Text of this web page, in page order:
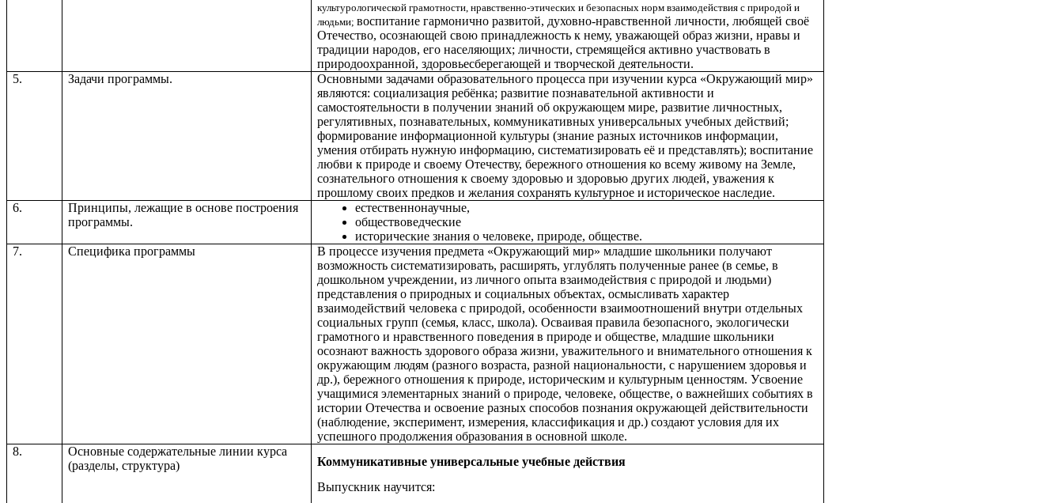
культурологической грамотности, нравственно-этических и безопасных норм взаимодействия с природой и
людьми; воспитание гармонично развитой, духовно-нравственной личности, любящей своё
Отечество, осознающей свою принадлежность к нему, уважающей образ жизни, нравы и
традиции народов, его населяющих; личности, стремящейся активно участвовать в
природоохранной, здоровьесберегающей и творческой деятельности.
5.
Задачи программы.
Основными задачами образовательного процесса при изучении курса «Окружающий мир»
являются: социализация ребёнка; развитие познавательной активности и
самостоятельности в получении знаний об окружающем мире, развитие личностных,
регулятивных, познавательных, коммуникативных универсальных учебных действий;
формирование информационной культуры (знание разных источников информации,
умения отбирать нужную информацию, систематизировать её и представлять); воспитание
любви к природе и своему Отечеству, бережного отношения ко всему живому на Земле,
сознательного отношения к своему здоровью и здоровью других людей, уважения к
прошлому своих предков и желания сохранять культурное и историческое наследие.
6.
Принципы, лежащие в основе построения
программы.
естественнонаучные,
обществоведческие
исторические знания о человеке, природе, обществе.
7.
Специфика программы В процессе изучения предмета «Окружающий мир»младшие школьники получают
возможность систематизировать, расширять, углублять полученные ранее (в семье, в
дошкольном учреждении, из личного опыта взаимодействия с природой и людьми)
представления о природных и социальных объектах, осмысливать характер
взаимодействий человека с природой, особенности взаимоотношений внутри отдельных
социальных групп (семья, класс, школа). Осваивая правила безопасного, экологически
грамотного и нравственного поведения в природе и обществе, младшие школьники
осознают важность здорового образа жизни, уважительного и внимательного отношения к
окружающим людям (разного возраста, разной национальности, с нарушением здоровья и
др.), бережного отношения к природе, историческим и культурным ценностям. Усвоение
учащимися элементарных знаний о природе, человеке, обществе, о важнейших событиях в
истории Отечества и освоение разных способов познания окружающей действительности
(наблюдение, эксперимент, измерения, классификация и др.) создают условия для их
успешного продолжения образования в основной школе.
8.
Основные содержательные линии курса
(разделы, структура)
Коммуникативные универсальные учебные действия
Выпускник научится: